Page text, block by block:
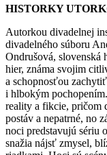
HISTORKY
Autorkou divadelnej
divadelného súboru
Ondrušová, slovenská
hier, známa svojim
a schopnosťou
i hlbokým
reality a fikcie, pričom
postáv a nepatrné, no
noci predstavujú sériu
snažia nájsť zmysel,